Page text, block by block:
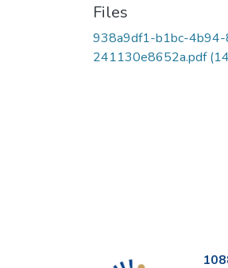
Files
938a9df1-b1bc-
241130e8652a.pdf